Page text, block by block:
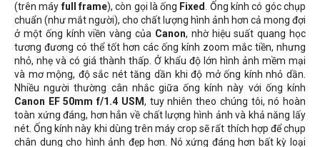
(trên máyfull frame), còn gọi là ống Fixed
. Ống kính có góc chụp
chuẩn (như mắt người), cho chất lượng hình ảnh hơn cả mong đợi
ở một ống kính viền vàng của Canon, nhờ hiệu suất quang học
tương đương có thể tốt hơn các ống kính zoom mắc tiền, nhưng
nhỏ, nhẹ và có giá thành thấp. Ở khẩu độ lớn hình ảnh mềm mại
và mơ mộng, độ sắc nét tăng dần khi độ mở ống kính nhỏ dần.
Nhiều người thường cân nhắc giữa ống kính này với ống kính
Canon EF 50mm f/1.4 USM, tuy nhiên theo chúng tôi, nó hoàn
toàn xứng đáng, hơn hẳn về chất lượng hình ảnh và khả năng lấy
nét. Ống kính này khi dùng trên máy crop sẽ rất thích hợp để chụp
chân dung cho hình ảnh đẹp hơn. Nó xứng đáng hơn bất kỳ loại